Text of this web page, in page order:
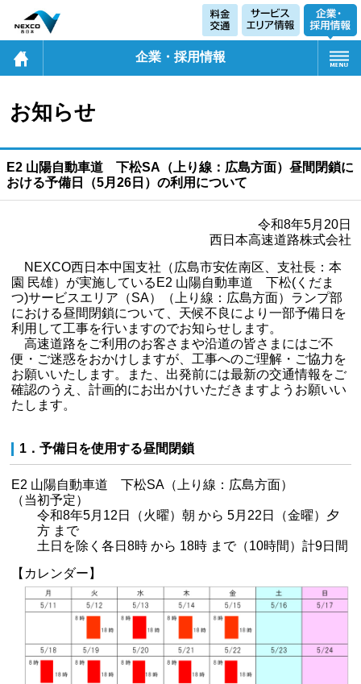
企業・採用情報
お知らせ
E2 山陽自動車道 下松SA（上り線：広島方面）昼間閉鎖に
おける予備日（5月26日）の利用について
令和8年5月20日
西日本高速道路株式会社
NEXCO西日本中国支社（広島市安佐南区、支社長：本
園 民雄）が実施しているE2 山陽自動車道 下松(くだま
つ)サービスエリア（SA）（上り線：広島方面）ランプ部
における昼間閉鎖について、天候不良により一部予備日を
利用して工事を行いますのでお知らせします。
高速道路をご利用のお客さまや沿道の皆さまにはご不
便・ご迷惑をおかけしますが、工事へのご理解・ご協力を
お願いいたします。また、出発前には最新の交通情報をご
確認のうえ、計画的にお出かけいただきますようお願いい
たします。
1．予備日を使用する昼間閉鎖
E2 山陽自動車道 下松SA（上り線：広島方面）
（当初予定）
令和8年5月12日（火曜）朝 から 5月22日（金曜）夕
方 まで
土日を除く各日8時 から 18時 まで（10時間）計9日間
【カレンダー】